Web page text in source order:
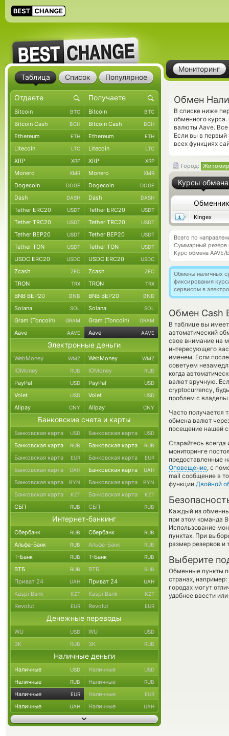
Мониторинг
Обмен
В списке ниже
обменного
валюты Aave.
Если вы в первый
всех функциях
Город: Житомир
Курсы обмена
Обменник
Kingex
Всего по
Суммарный резерв
Курс обмена AAVE/
Обмены наличных
фиксирования
сервисом в
Обмен Cash
В таблице вы
автоматический
свое внимание на
интересующего
именем. Если
советуем
когда
валют вручную.
cryptocurrency,
проблем с
Часто получается
обмена валют
посещение нашей
Старайтесь всегда
мониторинге
предоставленные
Оповещение, с
mail сообщение в
функции Двойной
Каждый из
при этом команда
Использование
пунктах. При
размер резервов и
Выберите
Обменные пункты
странах, например:
городах могут
удобнее ввести
Таблица Список Популярное
Bitcoin BTC Bitcoin BTC
Bitcoin Cash BCH Bitcoin Cash BCH
Ethereum ETH Ethereum ETH
Litecoin LTC Litecoin LTC
XRP XRP XRP XRP
Monero XMR Monero XMR
Dogecoin DOGE Dogecoin DOGE
Dash DASH Dash DASH
Tether ERC20 USDT Tether ERC20 USDT
Tether TRC20 USDT Tether TRC20 USDT
Tether BEP20 USDT Tether BEP20 USDT
Tether TON USDT Tether TON USDT
USDC ERC20 USDC USDC ERC20 USDC
Zcash ZEC Zcash ZEC
TRON TRX TRON TRX
BNB BEP20 BNB BNB BEP20 BNB
Solana SOL Solana SOL
Gram (Toncoin) GRAM Gram (Toncoin) GRAM
Aave AAVE Aave AAVE
Электронные деньги
WebMoney WMZ WebMoney WMZ
ЮMoney RUB ЮMoney RUB
PayPal USD PayPal USD
Volet USD Volet USD
Alipay CNY Alipay CNY
Банковские счета и карты
Банковская карта USD Банковская карта USD
Банковская карта RUB Банковская карта RUB
Банковская карта EUR Банковская карта EUR
Банковская карта UAH Банковская карта UAH
Банковская карта BYN Банковская карта BYN
Банковская карта KZT Банковская карта KZT
СБП RUB СБП RUB
Интернет-банкинг
Сбербанк RUB Сбербанк RUB
Альфа-Банк RUB Альфа-Банк RUB
Т-Банк RUB Т-Банк RUB
ВТБ RUB ВТБ RUB
Приват 24 UAH Приват 24 UAH
Kaspi Bank KZT Kaspi Bank KZT
Revolut EUR Revolut EUR
Денежные переводы
WU USD WU USD
ЗК RUB ЗК RUB
Наличные деньги
Наличные USD Наличные USD
Наличные RUB Наличные RUB
Наличные EUR Наличные EUR
Наличные UAH Наличные UAH